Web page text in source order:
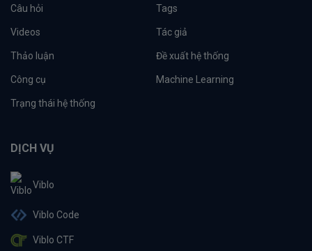
Câu hỏi Tags
Videos Tác giả
Thảo luận Đề xuất hệ thống
Công cụ Machine Learning
Trạng thái hệ thống
DỊCH VỤ
Viblo
Viblo Code
Viblo CTF